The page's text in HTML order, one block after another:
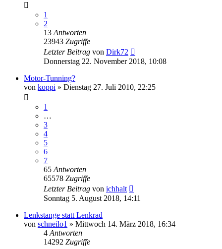
1
2
13 Antworten
23943 Zugriffe
Letzter Beitrag von Dirk72
Donnerstag 22. November 2018, 10:08
Motor-Tunning?
von koppi » Dienstag 27. Juli 2010, 22:25
1
…
3
4
5
6
7
65 Antworten
65578 Zugriffe
Letzter Beitrag von ichhalt
Sonntag 5. August 2018, 14:11
Lenkstange statt Lenkrad
von schneilo1 » Mittwoch 14. März 2018, 16:34
4 Antworten
14292 Zugriffe